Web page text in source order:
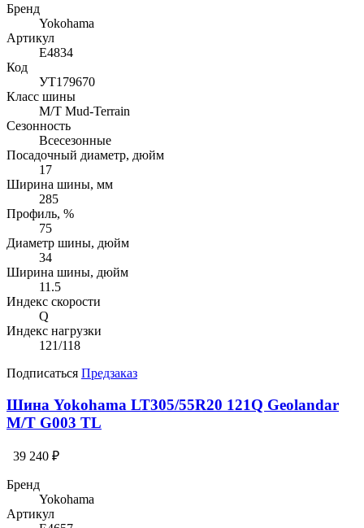
Бренд
Yokohama
Артикул
E4834
Код
УТ179670
Класс шины
M/T Mud-Terrain
Сезонность
Всесезонные
Посадочный диаметр, дюйм
17
Ширина шины, мм
285
Профиль, %
75
Диаметр шины, дюйм
34
Ширина шины, дюйм
11.5
Индекс скорости
Q
Индекс нагрузки
121/118
Подписаться Предзаказ
Шина Yokohama LT305/55R20 121Q Geolandar
M/T G003 TL
39 240 ₽
Бренд
Yokohama
Артикул